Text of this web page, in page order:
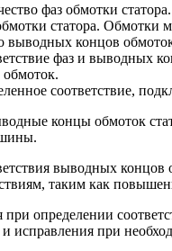
фаз обмотки
статора. Обмотки
выводных концов
фаз и выводных
обмоток.
соответствие,
концы обмоток
выводных концов
таким как
при определении
исправления при